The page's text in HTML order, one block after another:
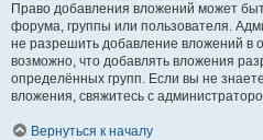
Право добавления вложений может
форума, группы или пользователя.
не разрешить добавление вложений в
возможно, что добавлять вложения
определённых групп. Если вы не
вложения, свяжитесь с
Вернуться к началу